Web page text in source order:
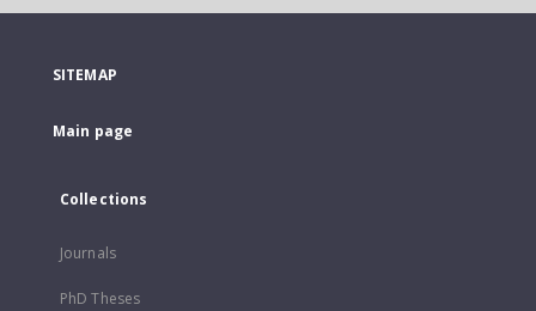
SITEMAP
Main page
Collections
Journals
PhD Theses